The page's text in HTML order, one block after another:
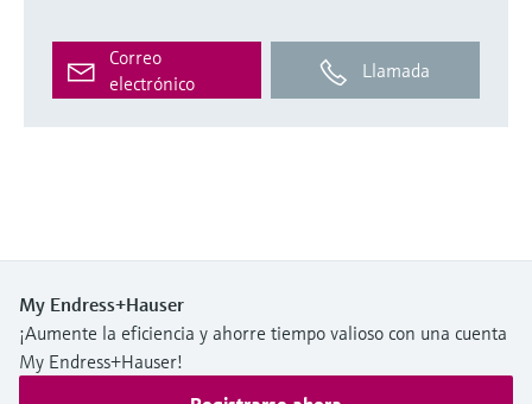
Correo
electrónico
Llamada
My Endress+Hauser
¡Aumente la eficiencia y ahorre tiempo valioso con una cuenta
My Endress+Hauser!